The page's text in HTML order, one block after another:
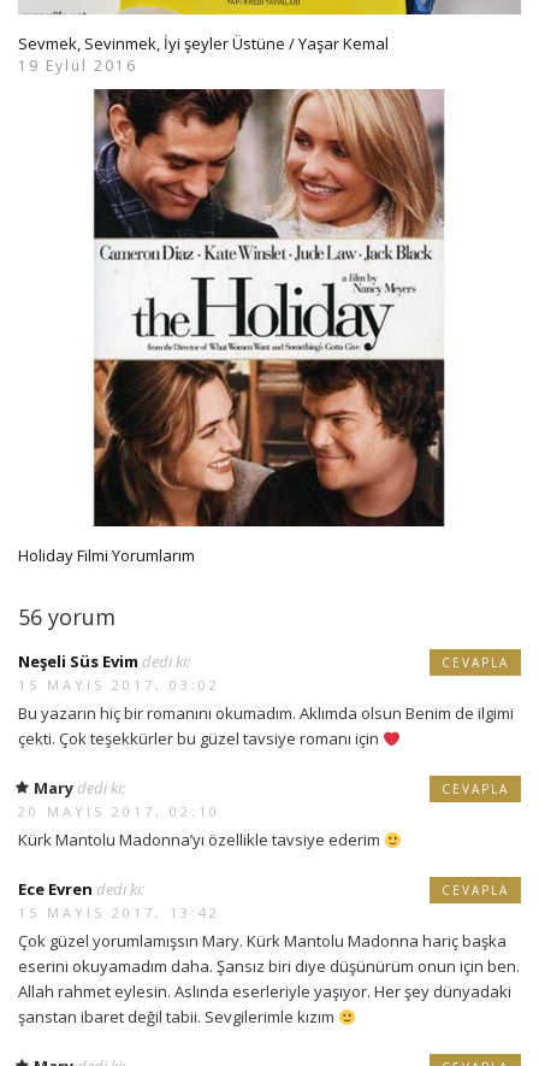
Sevmek, Sevinmek, İyi şeyler Üstüne / Yaşar Kemal
19 Eylül 2016
Holiday Filmi Yorumlarım
56 yorum
Neşeli Süs Evim dedi ki:
15 MAYIS 2017, 03:02
Bu yazarın hiç bir romanını okumadım. Aklımda olsun Benim de ilgimi
çekti. Çok teşekkürler bu güzel tavsiye romanı için
CEVAPLA
Mary dedi ki:
20 MAYIS 2017, 02:10
Kürk Mantolu Madonna’yı özellikle tavsiye ederim
CEVAPLA
Ece Evren dedi ki:
15 MAYIS 2017, 13:42
Çok güzel yorumlamışsın Mary. Kürk Mantolu Madonna hariç başka
eserini okuyamadım daha. Şansız biri diye düşünürüm onun için ben.
Allah rahmet eylesin. Aslında eserleriyle yaşıyor. Her şey dünyadaki
şanstan ibaret değil tabii. Sevgilerimle kızım
CEVAPLA